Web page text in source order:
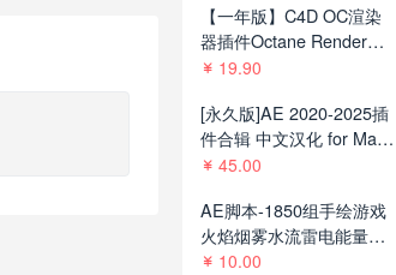
【一年版】C4D OC渲染
器插件Octane Render
2022.1R8一键安装版支持
19.90
[永久版]AE 2020-2025插
件合辑 中文汉化 for Mac
苹果系统三维模型光效粒
装包
45.00
AE脚本-1850组手绘游戏
火焰烟雾水流雷电能量MG
动画+通道视频素材
10.00